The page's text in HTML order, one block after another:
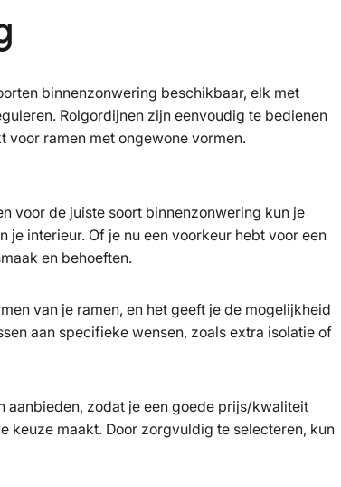
binnenzonwering beschikbaar, elk met
Rolgordijnen zijn eenvoudig te bedienen
ramen met ongewone vormen.
voor de juiste soort binnenzonwering kun je
interieur. Of je nu een voorkeur hebt voor een
en behoeften.
van je ramen, en het geeft je de mogelijkheid
aan specifieke wensen, zoals extra isolatie of
aanbieden, zodat je een goede prijs/kwaliteit
keuze maakt. Door zorgvuldig te selecteren, kun